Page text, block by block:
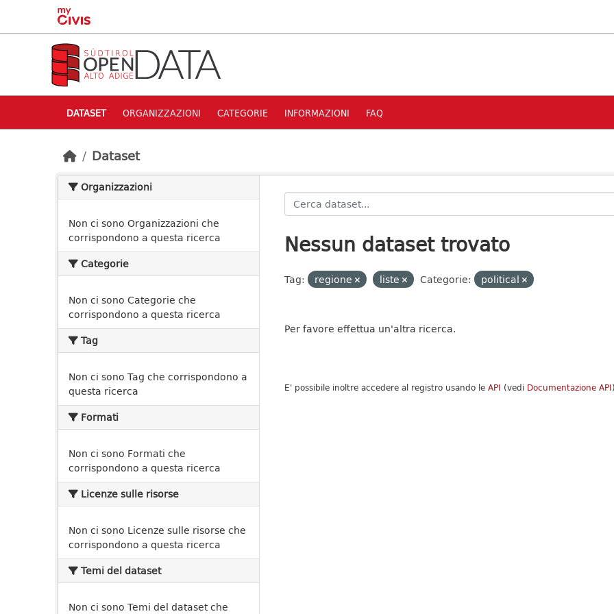
Skip to main content
DATASET ORGANIZZAZIONI CATEGORIE INFORMAZIONI FAQ
Dataset
Organizzazioni
Non ci sono Organizzazioni che
corrispondono a questa ricerca
Categorie
Non ci sono Categorie che
corrispondono a questa ricerca
Tag
Non ci sono Tag che corrispondono a
questa ricerca
Formati
Non ci sono Formati che
corrispondono a questa ricerca
Licenze sulle risorse
Non ci sono Licenze sulle risorse che
corrispondono a questa ricerca
Temi del dataset
Non ci sono Temi del dataset che
Nessun dataset trovato
Tag: regione liste Categorie: political
Per favore effettua un'altra ricerca.
E' possibile inoltre accedere al registro usando le API (vedi Documentazione API